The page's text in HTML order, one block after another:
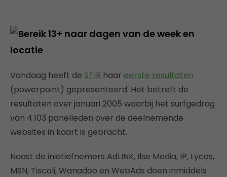
Vandaag heeft de STIR haar eerste resultaten
(powerpoint) gepresenteerd. Het betreft de
resultaten over januari 2005 waarbij het surfgedrag
van 4.103 panelleden over de deelnemende
websites in kaart is gebracht.
Naast de iniatiefnemers AdLINK, Ilse Media, IP, Lycos,
MSN, Tiscali, Wanadoo en WebAds doen inmiddels